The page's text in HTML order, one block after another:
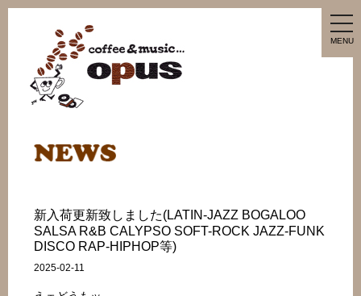
MENU
新入荷更新致しました(LATIN-JAZZ BOGALOO
SALSA R&B CALYPSO SOFT-ROCK JAZZ-FUNK
DISCO RAP-HIPHOP等)
2025-02-11